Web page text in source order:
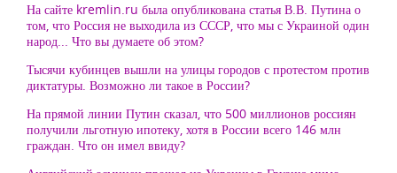
На сайте kremlin.ru была опубликована статья В.В. Путина о
том, что Россия не выходила из СССР, что мы с Украиной один
народ... Что вы думаете об этом?
Тысячи кубинцев вышли на улицы городов с протестом против
диктатуры. Возможно ли такое в России?
На прямой линии Путин сказал, что 500 миллионов россиян
получили льготную ипотеку, хотя в России всего 146 млн
граждан. Что он имел ввиду?